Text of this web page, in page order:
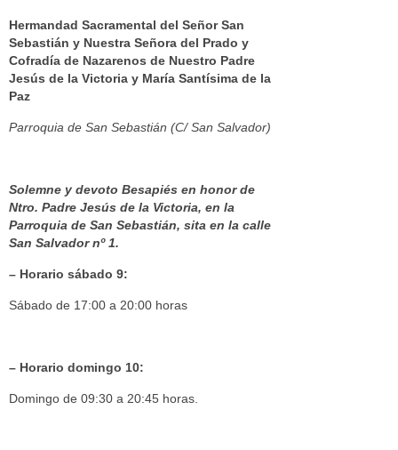
Hermandad Sacramental del Señor San
Sebastián y Nuestra Señora del Prado y
Cofradía de Nazarenos de Nuestro Padre
Jesús de la Victoria y María Santísima de la
Paz
Parroquia de San Sebastián (C/ San Salvador)
Solemne y devoto Besapiés en honor de
Ntro. Padre Jesús de la Victoria, en la
Parroquia de San Sebastián, sita en la calle
San Salvador nº 1.
– Horario sábado 9:
Sábado de 17:00 a 20:00 horas
– Horario domingo 10:
Domingo de 09:30 a 20:45 horas.